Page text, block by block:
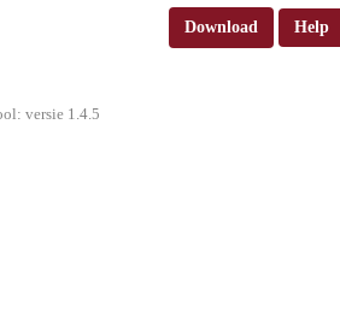
Download Help
versie 1.4.5